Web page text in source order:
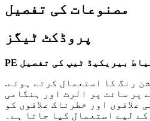
مصنوعات کی تفصیل
پروڈکٹ ٹیگز
رنگ کا استعمال کرتے ہوئے.
پر سائٹ پر الرٹ اور ہنگامی
علاقوں اور خطرناک علاقوں کو
لیے استعمال کیا جاتا ہے۔